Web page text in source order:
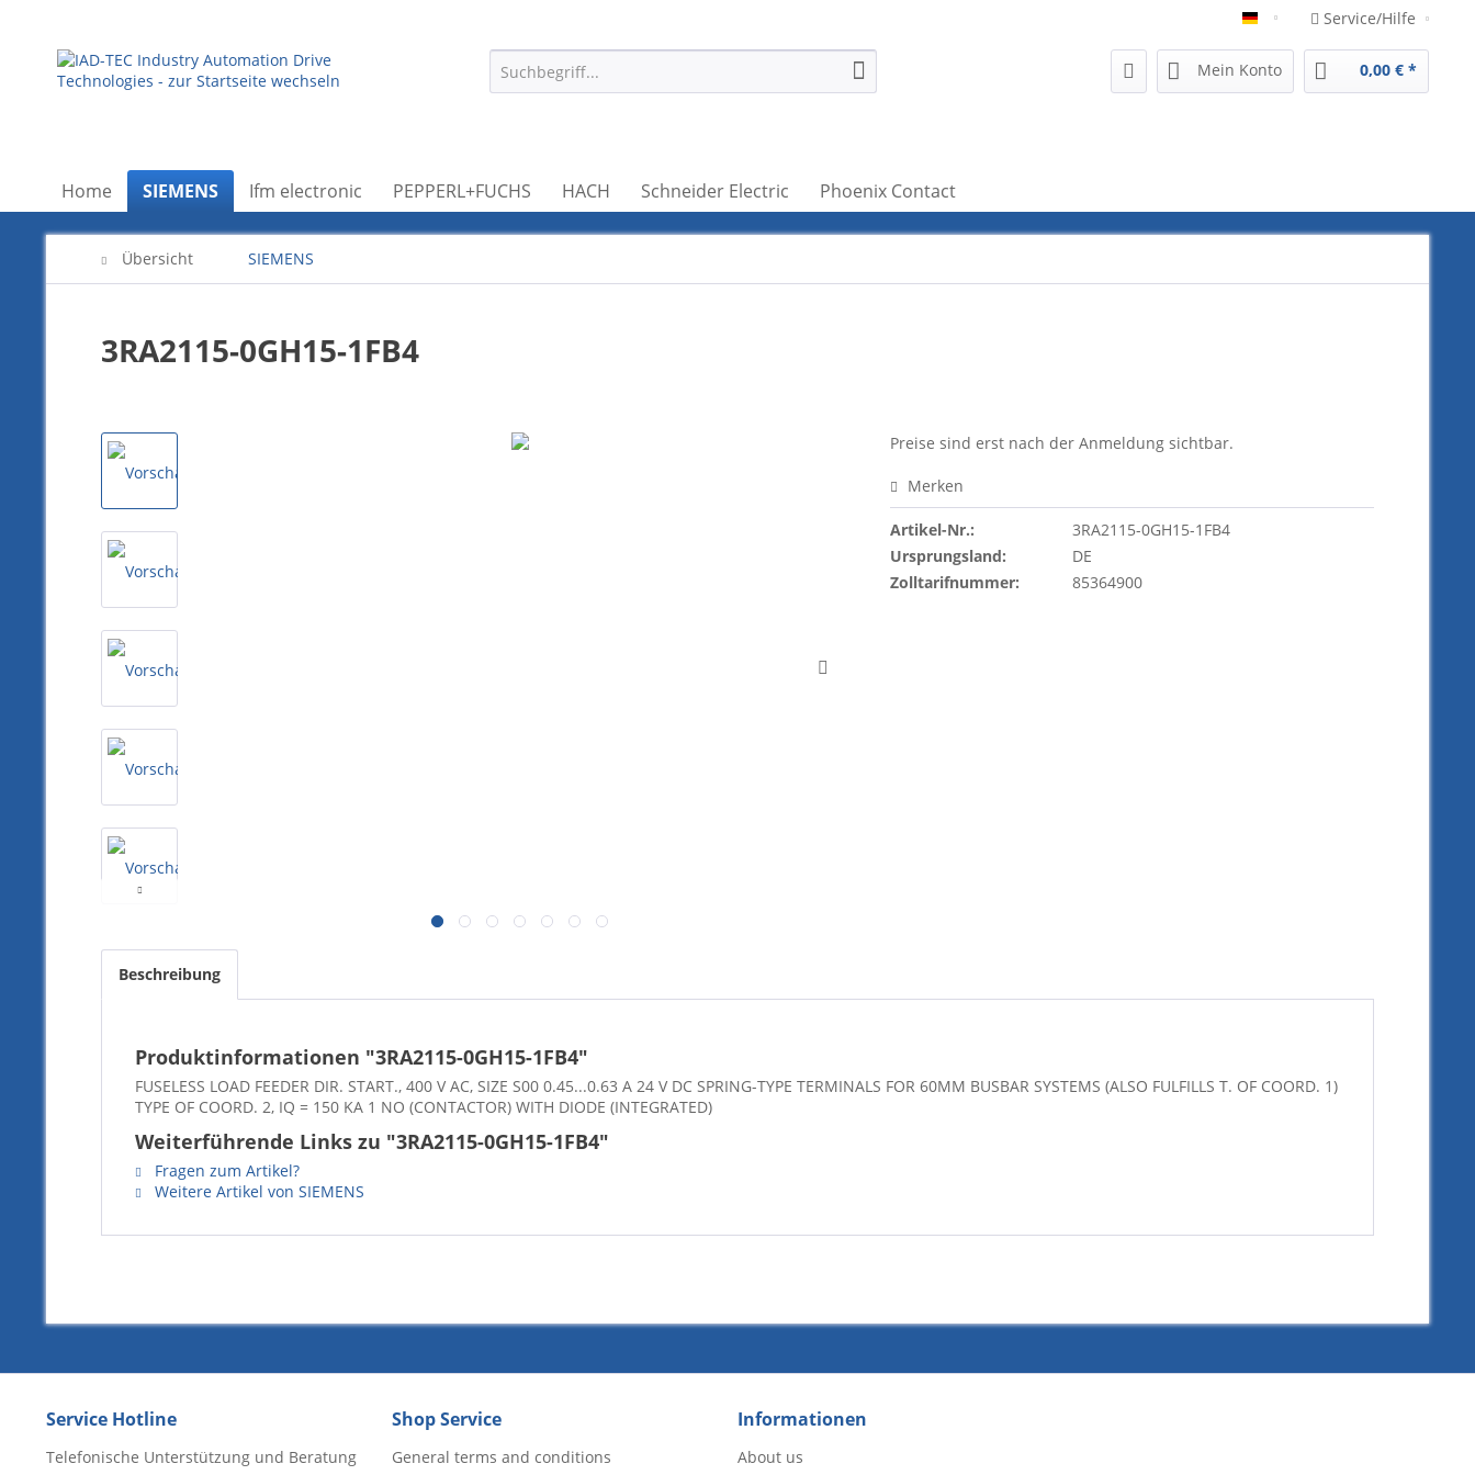
German Service/Hilfe
Mein Konto 0,00 € *
Home SIEMENS Ifm electronic PEPPERL+FUCHS HACH Schneider Electric Phoenix Contact
Übersicht SIEMENS
3RA2115-0GH15-1FB4
Preise sind erst nach der Anmeldung sichtbar.
Merken
Artikel-Nr.:
3RA2115-0GH15-1FB4
Ursprungsland:
DE
Zolltarifnummer:
85364900
Beschreibung
Produktinformationen "3RA2115-0GH15-1FB4"
FUSELESS LOAD FEEDER DIR. START., 400 V AC, SIZE S00 0.45...0.63 A 24 V DC SPRING-TYPE TERMINALS FOR 60MM BUSBAR SYSTEMS (ALSO FULFILLS T. OF COORD. 1)
TYPE OF COORD. 2, IQ = 150 KA 1 NO (CONTACTOR) WITH DIODE (INTEGRATED)
Weiterführende Links zu "3RA2115-0GH15-1FB4"
Fragen zum Artikel?
Weitere Artikel von SIEMENS
Service Hotline
Telefonische Unterstützung und Beratung
Shop Service
General terms and conditions
Informationen
About us